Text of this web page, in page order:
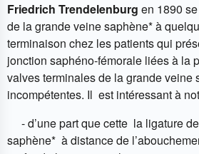
Friedrich Trendelenburg en 1890
de la grande veine saphène* à
terminaison chez les patients qui
jonction saphéno-fémorale liées à la
valves terminales de la grande veine
incompétentes. Il est intéressant à
- d’une part que cette la ligature
saphène* à distance de